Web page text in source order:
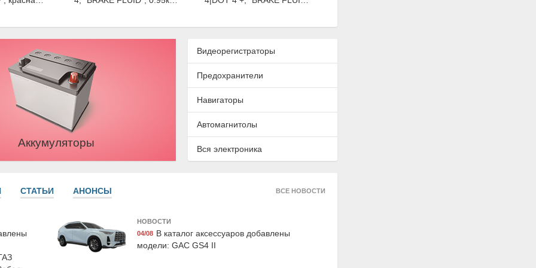
Suprotec 120987
Аккумуляторы
Видеорегистраторы
Предохранители
Навигаторы
Автомагнитолы
Вся электроника
СТАТЬИ АНОНСЫ ВСЕ НОВОСТИ
НОВОСТИ
04/08 В каталог аксессуаров добавлены
модели: GAC GS4 II